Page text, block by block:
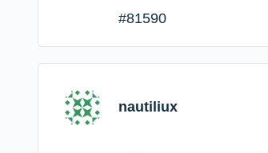
#81590
nautiliux